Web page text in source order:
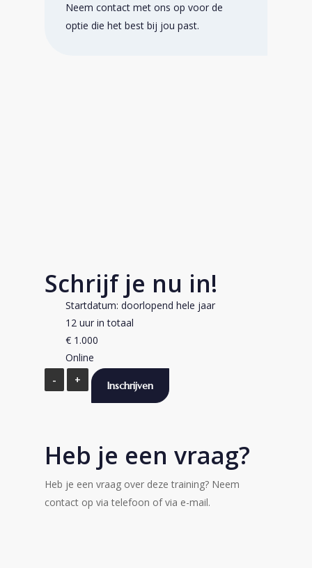
Neem contact met ons op voor de
optie die het best bij jou past.
Schrijf je nu in!
Startdatum: doorlopend hele jaar
12 uur in totaal
€ 1.000
Online
Teamontwikkeling
op
aantal
Inschrijven
Heb je een vraag?
Heb je een vraag over deze training? Neem
contact op via telefoon of via e-mail.